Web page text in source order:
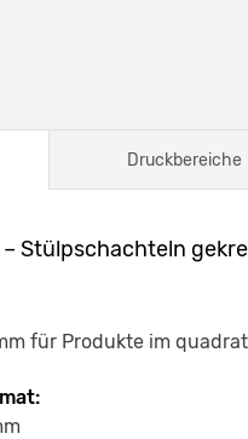
Druckbereiche
Stülpschachteln
für Produkte im